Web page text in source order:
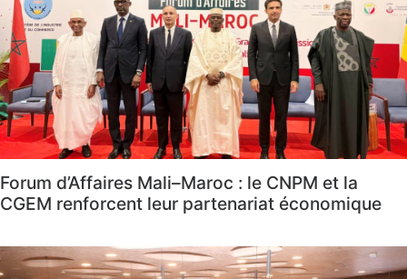
Forum d’Affaires Mali–Maroc : le CNPM et la
CGEM renforcent leur partenariat économique